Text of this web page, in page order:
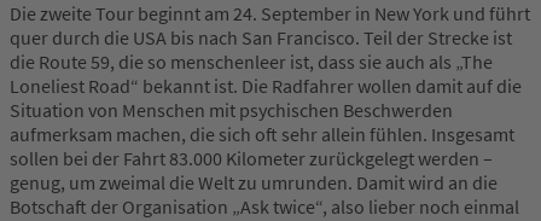
Die zweite Tour beginnt am 24. September in New York und führt
quer durch die USA bis nach San Francisco. Teil der Strecke ist
die Route 59, die so menschenleer ist, dass sie auch als „The
Loneliest Road“ bekannt ist. Die Radfahrer wollen damit auf die
Situation von Menschen mit psychischen Beschwerden
aufmerksam machen, die sich oft sehr allein fühlen. Insgesamt
sollen bei der Fahrt 83.000 Kilometer zurückgelegt werden –
genug, um zweimal die Welt zu umrunden. Damit wird an die
Botschaft der Organisation „Ask twice“, also lieber noch einmal